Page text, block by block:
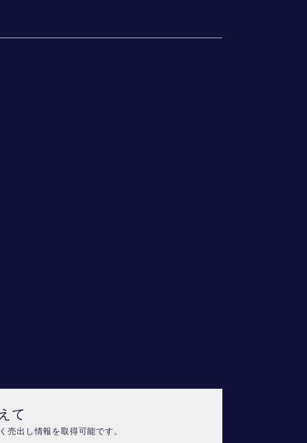
て
売出し情報を取得可能です。